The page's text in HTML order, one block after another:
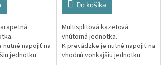
nutné napojiť na
jednotku
Do košíka
Multisplitová kazetová
vnútorná jednotka.
K prevádzke je nutné napojiť na
vhodnú vonkajšiu jednotku